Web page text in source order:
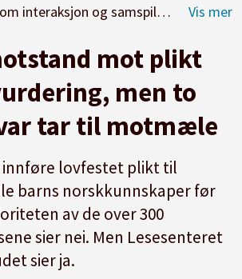
mener barnehagelærerne. De sier nei til vurderingsplikt.
mot plikt
men to
tar til motmæle
innføre lovfestet plikt til
barns norskkunnskaper før
av de over 300
sier nei. Men Lesesenteret
sier ja.